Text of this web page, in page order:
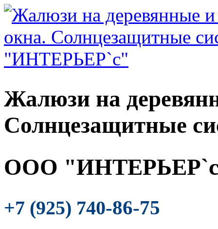
Жалюзи на
Солнцезащитные
ООО
+7 (925) 740-86-75